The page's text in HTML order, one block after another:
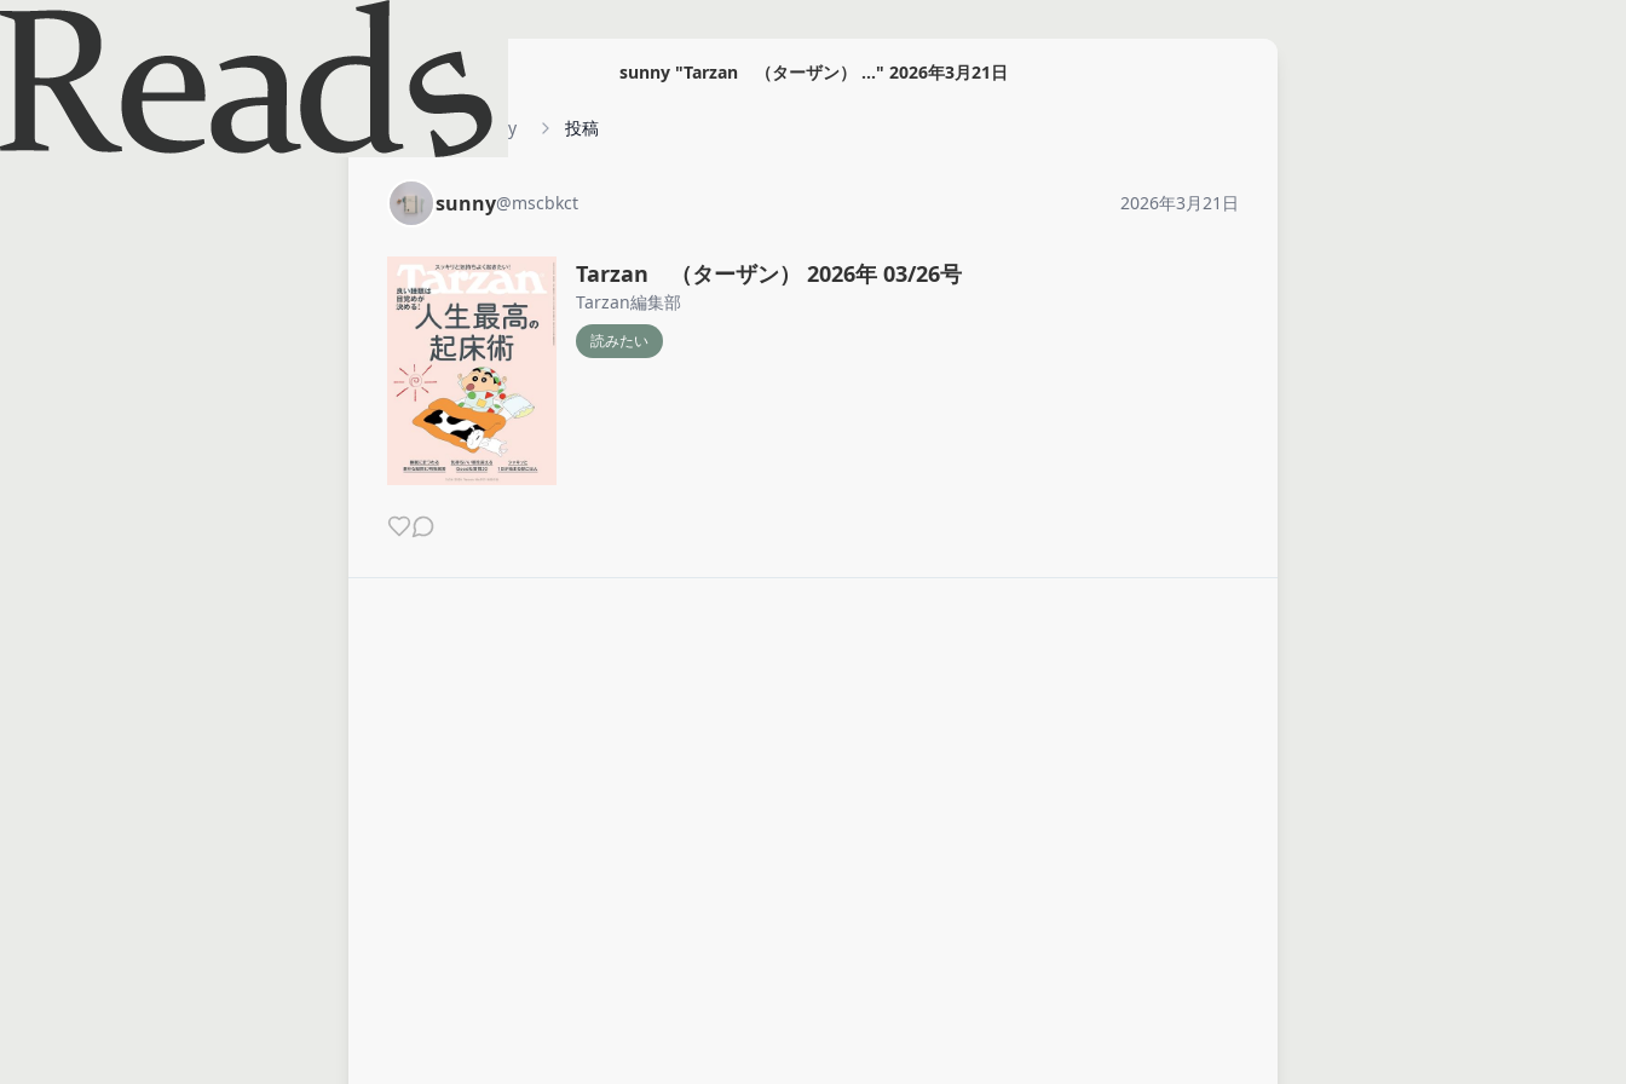
sunny"Tarzan （ターザン） ..." 2026年3月21日
sunny 投稿
sunny@mscbkct 2026年3月21日
Tarzan （ターザン） 2026年 03/26号
Tarzan編集部
読みたい